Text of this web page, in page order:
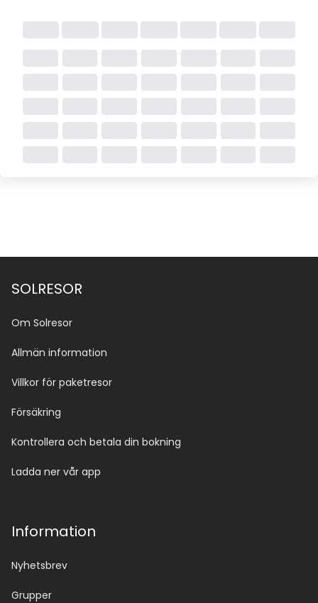
SOLRESOR
Om Solresor
Allmän information
Villkor för paketresor
Försäkring
Kontrollera och betala din bokning
Ladda ner vår app
Information
Nyhetsbrev
Grupper